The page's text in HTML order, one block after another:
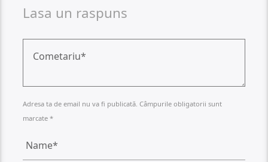
Lasa un raspuns
Adresa ta de email nu va fi publicată. Câmpurile obligatorii sunt
marcate *